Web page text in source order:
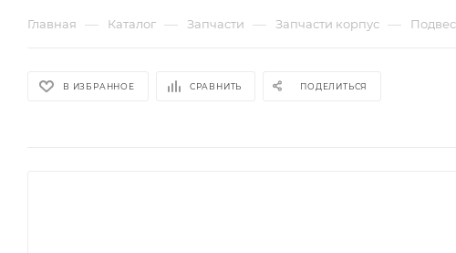
Главная — Каталог — Запчасти — Запчасти корпус —
В ИЗБРАННОЕ СРАВНИТЬ ПОДЕЛИТЬСЯ